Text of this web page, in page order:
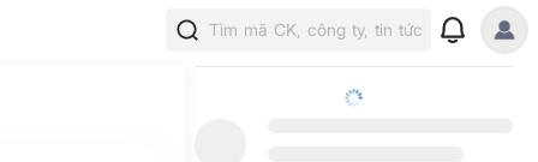
Tìm mã CK, công ty, tin tức